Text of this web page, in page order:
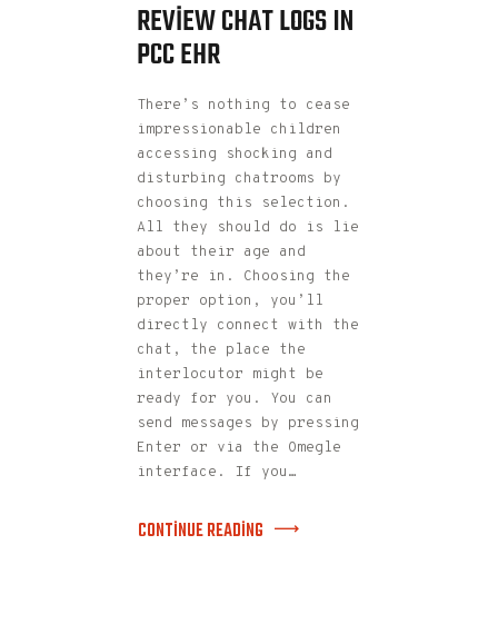
REVIEW CHAT LOGS IN
PCC EHR
There’s nothing to cease
impressionable children
accessing shocking and
disturbing chatrooms by
choosing this selection.
All they should do is lie
about their age and
they’re in. Choosing the
proper option, you’ll
directly connect with the
chat, the place the
interlocutor might be
ready for you. You can
send messages by pressing
Enter or via the Omegle
interface. If you…
CONTINUE READING